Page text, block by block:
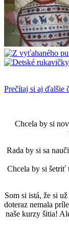
Prečítaj si aj ďalšie
Chcela by si
Rada by si sa
Chcela by si šetriť
Som si istá, že si
doteraz nemala
naše kurzy šitia!